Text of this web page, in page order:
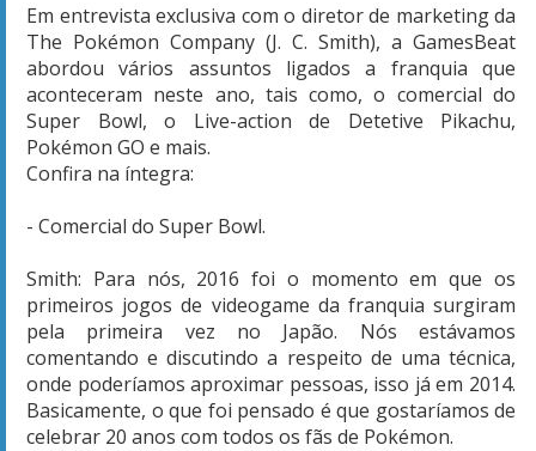
Em entrevista exclusiva com o diretor de marketing da
The Pokémon Company (J. C. Smith), a GamesBeat
abordou vários assuntos ligados a franquia que
aconteceram neste ano, tais como, o comercial do
Super Bowl, o Live-action de Detetive Pikachu,
Pokémon GO e mais.
Confira na íntegra:
- Comercial do Super Bowl.
Smith: Para nós, 2016 foi o momento em que os
primeiros jogos de videogame da franquia surgiram
pela primeira vez no Japão. Nós estávamos
comentando e discutindo a respeito de uma técnica,
onde poderíamos aproximar pessoas, isso já em 2014.
Basicamente, o que foi pensado é que gostaríamos de
celebrar 20 anos com todos os fãs de Pokémon.